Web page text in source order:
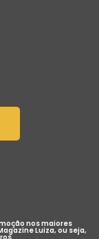
nos maiores
Luiza, ou seja,